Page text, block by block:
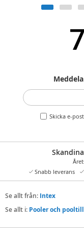
Skicka e-
Snabb leverans
Se allt från: Intex
Se allt i: Pooler och